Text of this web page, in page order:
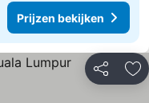
Prijzen bekijken
Delen